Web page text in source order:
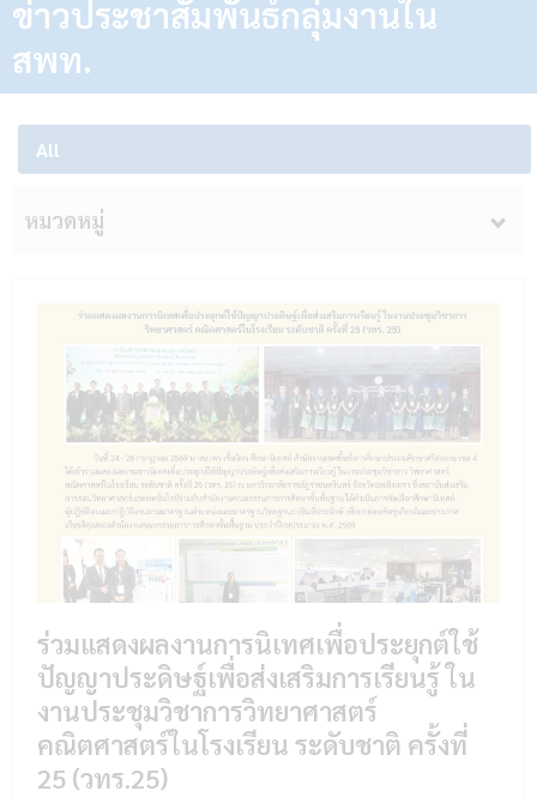
ข่าวประชาสัมพันธ์กลุ่มงานใน
สพท.
All
หมวดหมู่
ร่วมแสดงผลงานการนิเทศเพื่อประยุกต์ใช้
ปัญญาประดิษฐ์เพื่อส่งเสริมการเรียนรู้ ใน
งานประชุมวิชาการวิทยาศาสตร์
คณิตศาสตร์ในโรงเรียน ระดับชาติ ครั้งที่
25 (วทร.25)